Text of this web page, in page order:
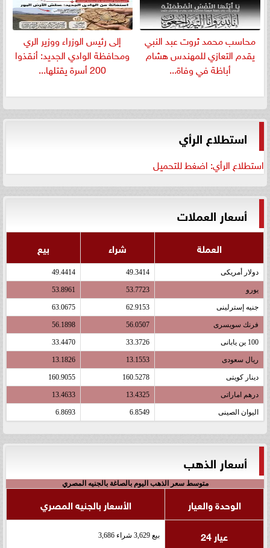
​محاسب محمد ثروت عبد النبي
يقدم التعازي للمهندس هشام
أباظة في وفاة...
إلى رئيس الوزراء ووزير الري
ومحافظة الوادي الجديد: أنقذوا
200 أسرة يقتلها...
استطلاع الرأي
استطلاع الرأي: اضغط للتحميل
أسعار العملات
العملة شراء بيع
دولار أمريكى 49.3414
49.4414
يورو 53.7723
53.8961
جنيه إسترلينى 62.9153
63.0675
فرنك سويسرى 56.0507
56.1898
100 ين يابانى 33.3726
33.4470
ريال سعودى 13.1553
13.1826
دينار كويتى 160.5278
160.9055
درهم اماراتى 13.4325
13.4633
اليوان الصينى 6.8549
6.8693
أسعار الذهب
متوسط سعر الذهب اليوم بالصاغة بالجنيه المصري
الوحدة والعيار
الأسعار بالجنيه المصري
عيار 24
بيع 3,629 شراء 3,686